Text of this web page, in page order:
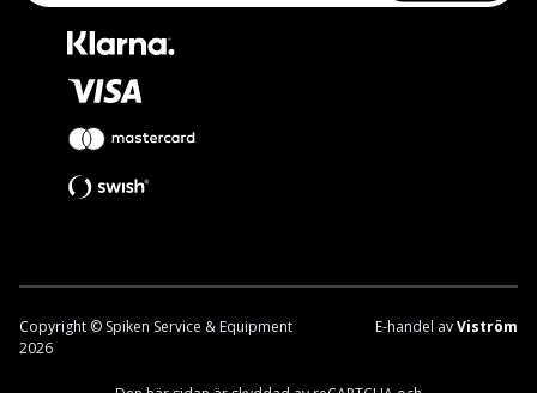
Copyright © Spiken Service & Equipment
2026
E-handel avViström